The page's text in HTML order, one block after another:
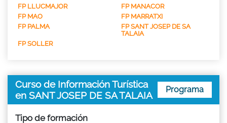
FP LLUCMAJOR
FP MANACOR
FP MAO
FP MARRATXI
FP PALMA
FP SANT JOSEP DE SA
TALAIA
FP SOLLER
Curso de Información Turística
en SANT JOSEP DE SA TALAIA
Programa
Tipo de formación